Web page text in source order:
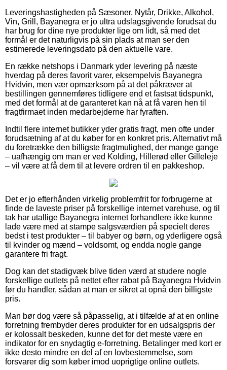
Leveringshastigheden på Sæsoner, Nytår, Drikke, Alkohol,
Vin, Grill, Bayanegra er jo ultra udslagsgivende forudsat du
har brug for dine nye produkter lige om lidt, så med det
formål er det naturligvis på sin plads at man ser den
estimerede leveringsdato på den aktuelle vare.
En række netshops i Danmark yder levering på næste
hverdag på deres favorit varer, eksempelvis Bayanegra
Hvidvin, men vær opmærksom på at det påkræver at
bestillingen gennemføres tidligere end et fastsat tidspunkt,
med det formål at de garanteret kan nå at få varen hen til
fragtfirmaet inden medarbejderne har fyraften.
Indtil flere internet butikker yder gratis fragt, men ofte under
forudsætning af at du køber for en konkret pris. Alternativt må
du foretrække den billigste fragtmulighed, der mange gange
– uafhængig om man er ved Kolding, Hillerød eller Gilleleje
– vil være at få dem til at levere ordren til en pakkeshop.
Det er jo efterhånden virkelig problemfrit for forbrugerne at
finde de laveste priser på forskellige internet varehuse, og til
tak har utallige Bayanegra internet forhandlere ikke kunne
lade være med at stampe salgsværdien på specielt deres
bedst i test produkter – til babyer og børn, og yderligere også
til kvinder og mænd – voldsomt, og endda nogle gange
garantere fri fragt.
Dog kan det stadigvæk blive tiden værd at studere nogle
forskellige outlets på nettet efter rabat på Bayanegra Hvidvin
før du handler, sådan at man er sikret at opnå den billigste
pris.
Man bør dog være så påpasselig, at i tilfælde af at en online
forretning frembyder deres produkter for en udsalgspris der
er kolossalt beskeden, kunne det for det meste være en
indikator for en snydagtig e-forretning. Betalinger med kort er
ikke desto mindre en del af en lovbestemmelse, som
forsvarer dig som køber imod uoprigtige online outlets.